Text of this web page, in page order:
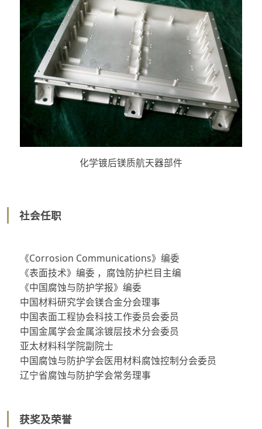
化学镀后镁质航天器部件
社会任职
《Corrosion Communications》编委
《表面技术》编委 ，腐蚀防护栏目主编
《中国腐蚀与防护学报》编委
中国材料研究学会镁合金分会理事
中国表面工程协会科技工作委员会委员
中国金属学会金属涂镀层技术分会委员
亚太材料科学院副院士
中国腐蚀与防护学会医用材料腐蚀控制分会委员
辽宁省腐蚀与防护学会常务理事
获奖及荣誉